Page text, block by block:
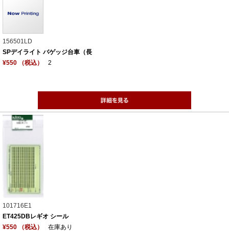
156501LD
SPデイライト バゲッジ台車（長
¥550 （税込）
2
101716E1
ET425DBレギオ シール
¥550 （税込）
在庫あり